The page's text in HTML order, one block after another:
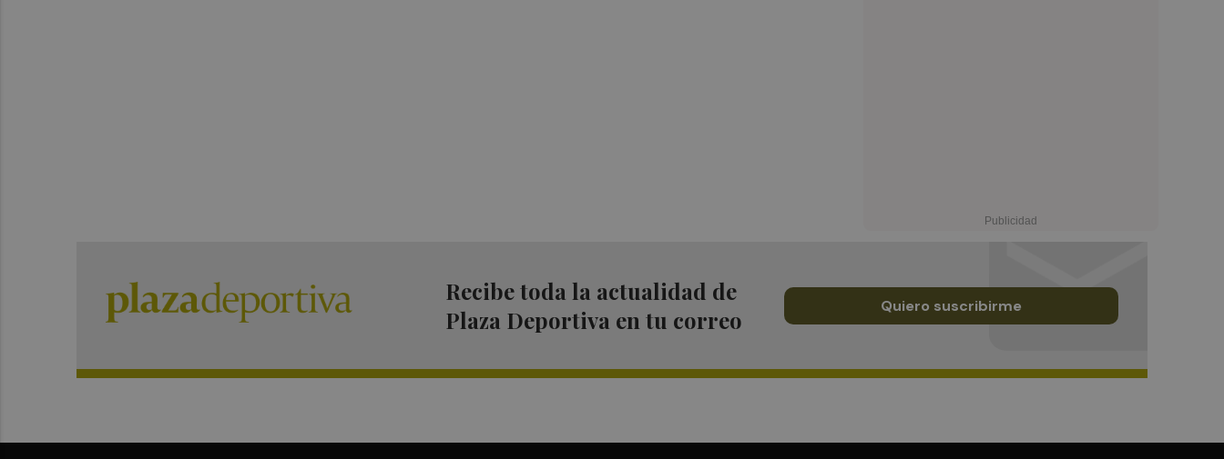
Recibe toda la actualidad de
Plaza Deportiva en tu correo
Quiero suscribirme